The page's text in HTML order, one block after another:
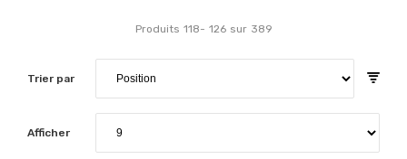
Trier par
Produits 118- 126 sur 389
Afficher